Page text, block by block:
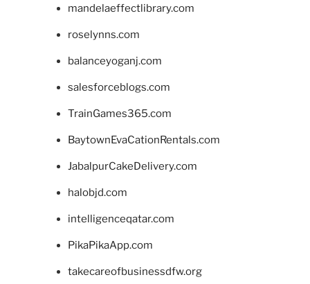
mandelaeffectlibrary.com
roselynns.com
balanceyoganj.com
salesforceblogs.com
TrainGames365.com
BaytownEvaCationRentals.com
JabalpurCakeDelivery.com
halobjd.com
intelligenceqatar.com
PikaPikaApp.com
takecareofbusinessdfw.org